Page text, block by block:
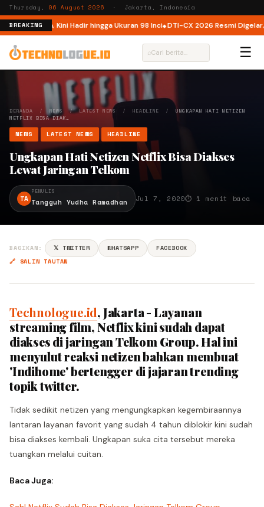
Thursday,06 August 2026 · Jakarta, Indonesia
BREAKING
Indonesia, Kini Hadir hingga Ukuran 98 Inci DTI-CX 2026 Resmi Digelar,
⌕ ☰
BERANDA / NEWS /LATEST NEWS / HEADLINE /UNGKAPAN HATI NETIZEN
NETFLIX BISA DIAK…
NEWS LATEST NEWS HEADLINE
Ungkapan Hati Netizen Netflix Bisa Diakses
Lewat Jaringan Telkom
TA
PENULIS
Tangguh Yudha Ramadhan Jul 7, 2020⏱ 1 menit baca
BAGIKAN: 𝕏 TWITTER WHATSAPP
FACEBOOK
🔗 SALIN TAUTAN
Technologue.id, Jakarta - Layanan
streaming film, Netflix kini sudah dapat
diakses di jaringan Telkom Group. Hal ini
menyulut reaksi netizen bahkan membuat
'Indihome' bertengger di jajaran trending
topik twitter.
Tidak sedikit netizen yang mengungkapkan kegembiraannya
lantaran layanan favorit yang sudah 4 tahun diblokir kini sudah
bisa diakses kembali. Ungkapan suka cita tersebut mereka
tuangkan melalui cuitan.
Baca Juga: